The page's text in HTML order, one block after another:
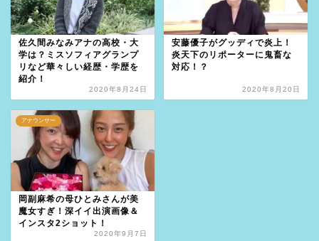
佐久間みなみアナの高校・大
学は？ミスソフィアグランプ
リなど華々しい経歴・学歴を
紹介！
2020年8月24日
安藤優子がグッディで炎上！
炎天下のリポーターに鬼畜な
対応！？
2020年8月20日
アナウンサー
岡副麻希の母ひとみさんが美
魔女すぎ！深イイ出演画像＆
インスタ2ショット！
2020年9月7日